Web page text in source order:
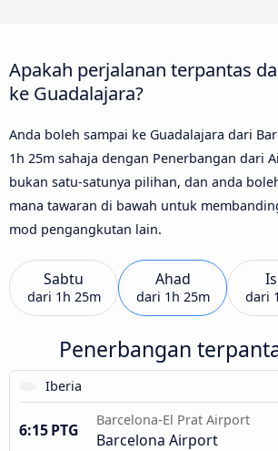
Apakah perjalanan terpantas
ke Guadalajara?
Anda boleh sampai ke Guadalajara dari
1h 25m sahaja dengan Penerbangan dari
bukan satu-satunya pilihan, dan anda
mana tawaran di bawah untuk
mod pengangkutan lain.
Sabtu
dari 1h 25m
Ahad
dari 1h 25m dari
Penerbangan
Iberia
6:15 PTG
Barcelona-El Prat Airport
Barcelona Airport